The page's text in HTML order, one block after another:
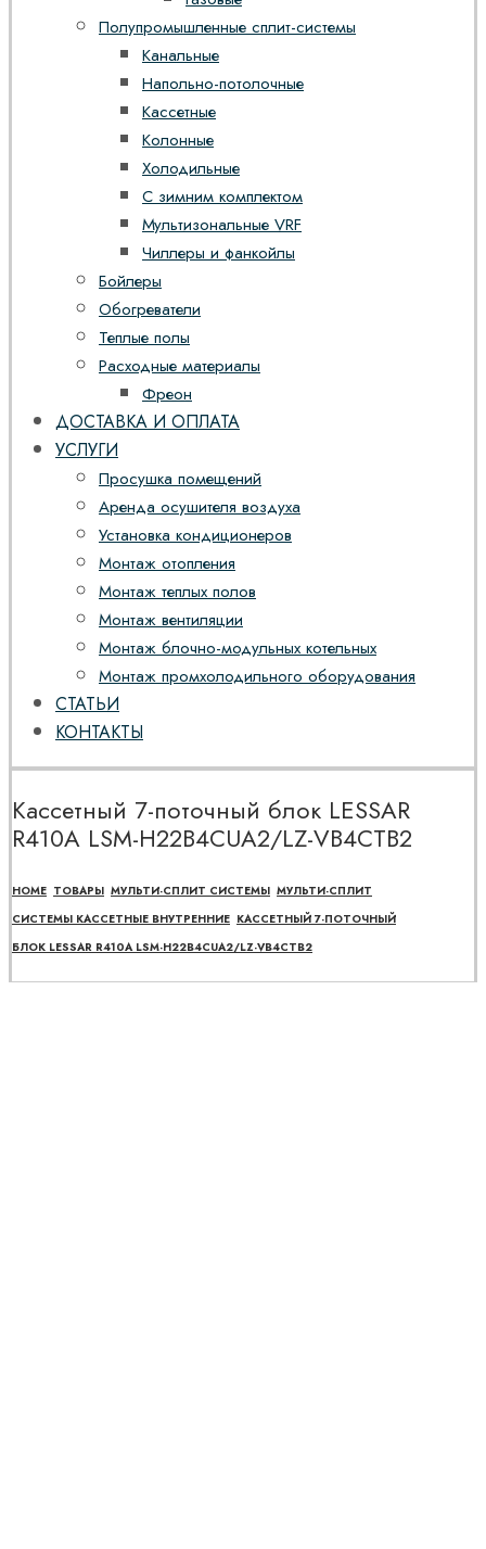
Полупромышленные сплит-системы
Канальные
Напольно-потолочные
Кассетные
Колонные
Холодильные
С зимним комплектом
Мультизональные VRF
Чиллеры и фанкойлы
Бойлеры
Обогреватели
Теплые полы
Расходные материалы
Фреон
ДОСТАВКА И ОПЛАТА
УСЛУГИ
Просушка помещений
Аренда осушителя воздуха
Установка кондиционеров
Монтаж отопления
Монтаж теплых полов
Монтаж вентиляции
Монтаж блочно-модульных котельных
Монтаж промхолодильного оборудования
СТАТЬИ
КОНТАКТЫ
Кассетный 7-поточный блок LESSAR
R410A LSM-H22B4CUA2/LZ-VB4CТВ2
HOME ТОВАРЫ МУЛЬТИ-СПЛИТ СИСТЕМЫ МУЛЬТИ-СПЛИТ
СИСТЕМЫ КАССЕТНЫЕ ВНУТРЕННИЕ КАССЕТНЫЙ 7-ПОТОЧНЫЙ
БЛОК LESSAR R410A LSM-H22B4CUA2/LZ-VB4CТВ2